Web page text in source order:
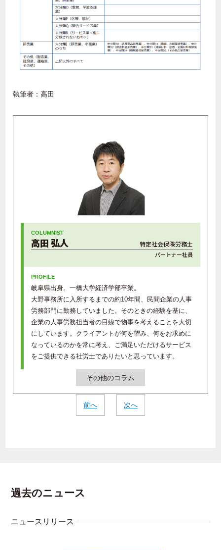
執筆者：高田
高田 弘人 特定社会保険労務士
パートナー社員
岐阜県出身。一橋大学経済学部卒業。
大野事務所に入所するまでの約10年間、民間企業の人事
労務部門に勤務していました。そのときの経験を基に、
企業の人事労務担当者の目線で物事を考えることを大切
にしています。クライアントが何を望み、何をお求めに
なっているのかを常に考え、ご満足いただけるサービス
をご提供できる社労士でありたいと思っています。
その他のコラム
前へ 次へ
過去のニュース
ニュースリリース